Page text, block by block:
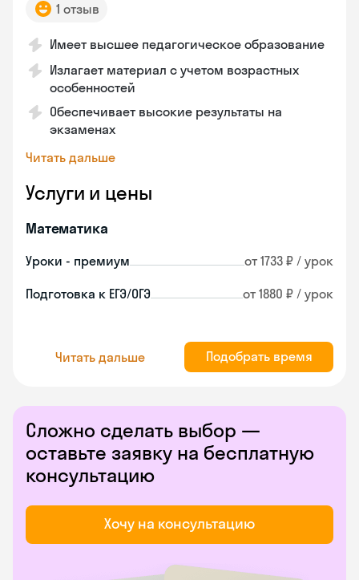
1 отзыв
Имеет высшее педагогическое образование
Излагает материал с учетом возрастных
особенностей
Обеспечивает высокие результаты на
экзаменах
Читать дальше
Услуги и цены
Математика
Уроки - премиум от 1733 ₽ / урок
Подготовка к ЕГЭ/ОГЭ от 1880 ₽ / урок
Читать дальше Подобрать время
Сложно сделать выбор —
оставьте заявку на бесплатную
консультацию
Хочу на консультацию